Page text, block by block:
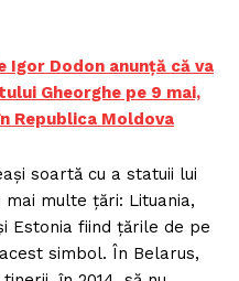
Igor Dodon anunță că va
Gheorghe pe 9 mai,
Republica Moldova
soartă cu a statuii lui
multe țări: Lituania,
Estonia fiind țările de pe
simbol. În Belarus,